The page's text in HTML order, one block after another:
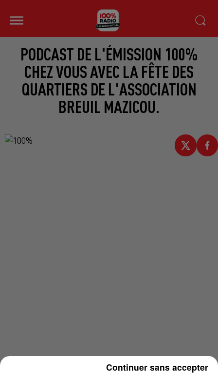
PODCAST DE L'ÉMISSION 100%
CHEZ VOUS AVEC LA FÊTE DES
QUARTIERS DE L'ASSOCIATION
BREUIL MAZICOU.
Continuer sans accepter